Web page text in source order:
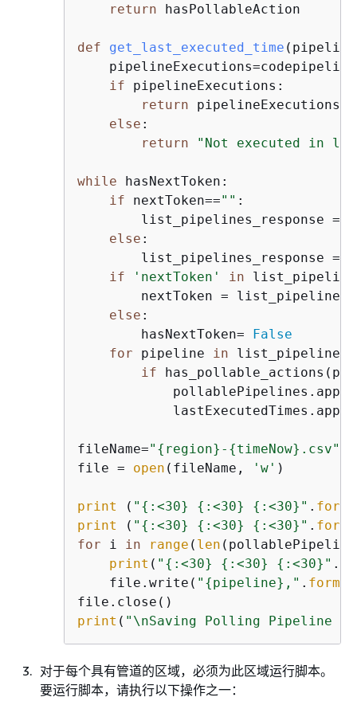
return hasPollableAction
def get_last_executed_time (
if pipelineExecutions:
return pipelineExecutions[
else :
return
"Not executed in
while hasNextToken:
if nextToken=="" :
list_pipelines_response =
else :
list_pipelines_response =
if
'nextToken' in
nextToken =
else :
        hasNextToken=
False
for pipeline in
if
fileName=" { region}- {timeNow}.csv"
file = open (fileName, 'w' )
print ( " { :<30} { :<30} { :<30}" .
print
( " { :<30} { :<30} { :<30}" .
for i in range ( len
print ( " { :<30} { :<30} { :<30}" .
    file.write(
" {pipeline}," . format
print ( "\nSaving Polling Pipeline
对于每个具有管道的区域，必须为此区域运行脚本。
要运行脚本，请执行以下操作之一：